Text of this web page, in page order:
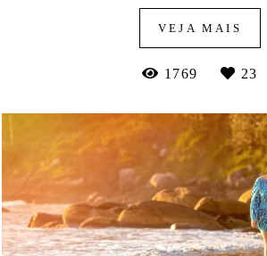
VEJA MAIS
1769 23